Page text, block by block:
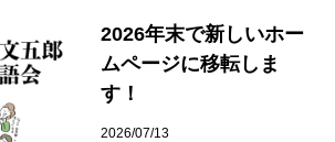
2026年末で新しいホー
ムページに移転しま
す！
2026/07/13